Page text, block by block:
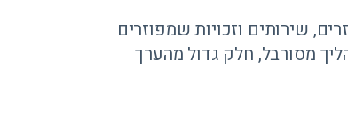
שירותים וזכויות שמפוזרים
מסורבל, חלק גדול מהערך